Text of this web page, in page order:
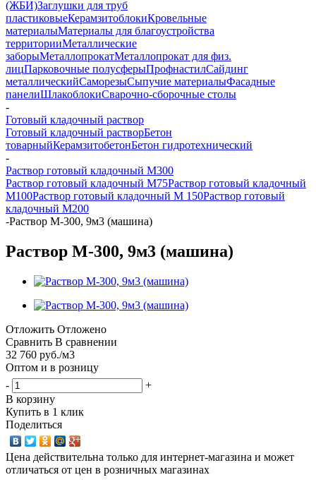
(ЖБИ)Заглушки для труб
пластиковыеКерамзитоблокиКровельные
материалыМатериалы для благоустройства
территорииМеталлические
заборыМеталлопрокатМеталлопрокат для физ.
лицПарковочные полусферыПрофнастилСайдинг
металлическийСаморезыСыпучие материалыФасадные
панелиШлакоблокиСварочно-сборочные столы
-
Готовый кладочный раствор
Готовый кладочный растворБетон
товарныйКерамзитобетонБетон гидротехнический
-
Раствор готовый кладочный М300
Раствор готовый кладочный М75Раствор готовый кладочный
М100Раствор готовый кладочный М 150Раствор готовый
кладочный М200
-Раствор М-300, 9м3 (машина)
Раствор М-300, 9м3 (машина)
Отложить Отложено
Сравнить В сравнении
32 760 руб./м3
Оптом и в розницу
-
+
В корзину
Купить в 1 клик
Поделиться
Цена действительна только для интернет-магазина и может
отличаться от цен в розничных магазинах